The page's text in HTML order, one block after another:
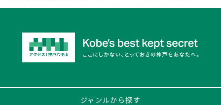
ジャンルから探す